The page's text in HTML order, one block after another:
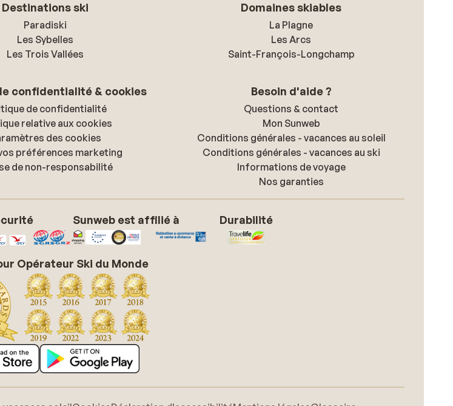
Destinations ski
Paradiski
Les Sybelles
Les Trois Vallées
Domaines skiables
La Plagne
Les Arcs
Saint-François-Longchamp
confidentialité & cookies
de confidentialité
relative aux cookies
des cookies
préférences marketing
de non-responsabilité
Besoin d'aide ?
Questions & contact
Mon Sunweb
Conditions générales - vacances au soleil
Conditions générales - vacances au ski
Informations de voyage
Nos garanties
Sunweb est affilié à Durabilité
Opérateur Ski du Monde